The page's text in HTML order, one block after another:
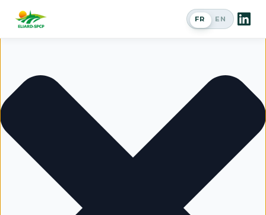
Gérer le consentement
FR EN
Passer en